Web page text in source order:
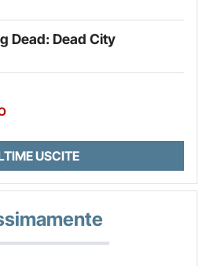
Dead: Dead City
USCITE